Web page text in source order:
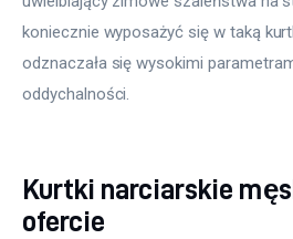
koniecznie wyposażyć się w taką
odznaczała się wysokimi
oddychalności.
Kurtki narciarskie
ofercie